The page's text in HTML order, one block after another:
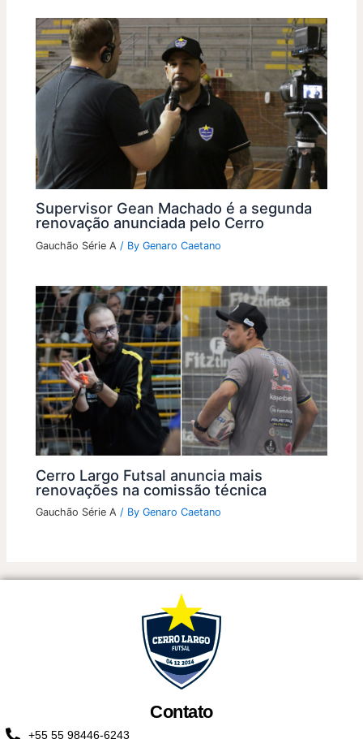
Supervisor Gean Machado é a segunda
renovação anunciada pelo Cerro
Gauchão Série A / ByGenaro Caetano
Cerro Largo Futsal anuncia mais
renovações na comissão técnica
Gauchão Série A / ByGenaro Caetano
Contato
+55 55 98446-6243